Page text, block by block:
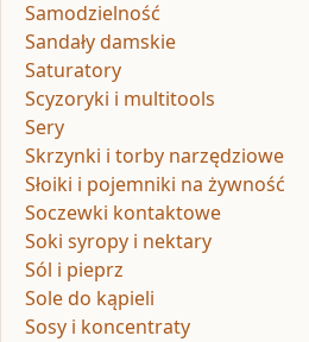
Samodzielność
Sandały damskie
Saturatory
Scyzoryki i multitools
Sery
Skrzynki i torby narzędziowe
Słoiki i pojemniki na żywność
Soczewki kontaktowe
Soki syropy i nektary
Sól i pieprz
Sole do kąpieli
Sosy i koncentraty